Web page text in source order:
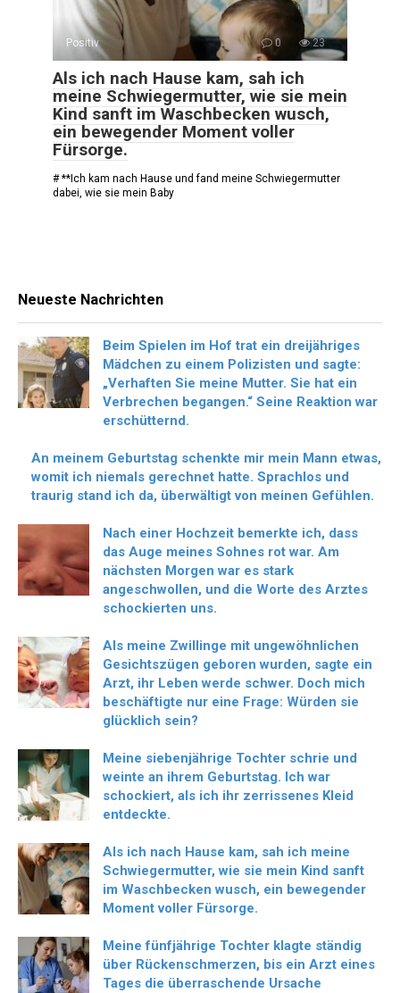
Positiv 0 23
Als ich nach Hause kam, sah ich
meine Schwiegermutter, wie sie mein
Kind sanft im Waschbecken wusch,
ein bewegender Moment voller
Fürsorge.
# **Ich kam nach Hause und fand meine Schwiegermutter
dabei, wie sie mein Baby
Neueste Nachrichten
Beim Spielen im Hof trat ein dreijähriges
Mädchen zu einem Polizisten und sagte:
„Verhaften Sie meine Mutter. Sie hat ein
Verbrechen begangen.“ Seine Reaktion war
erschütternd.
An meinem Geburtstag schenkte mir mein Mann etwas,
womit ich niemals gerechnet hatte. Sprachlos und
traurig stand ich da, überwältigt von meinen Gefühlen.
Nach einer Hochzeit bemerkte ich, dass
das Auge meines Sohnes rot war. Am
nächsten Morgen war es stark
angeschwollen, und die Worte des Arztes
schockierten uns.
Als meine Zwillinge mit ungewöhnlichen
Gesichtszügen geboren wurden, sagte ein
Arzt, ihr Leben werde schwer. Doch mich
beschäftigte nur eine Frage: Würden sie
glücklich sein?
Meine siebenjährige Tochter schrie und
weinte an ihrem Geburtstag. Ich war
schockiert, als ich ihr zerrissenes Kleid
entdeckte.
Als ich nach Hause kam, sah ich meine
Schwiegermutter, wie sie mein Kind sanft
im Waschbecken wusch, ein bewegender
Moment voller Fürsorge.
Meine fünfjährige Tochter klagte ständig
über Rückenschmerzen, bis ein Arzt eines
Tages die überraschende Ursache